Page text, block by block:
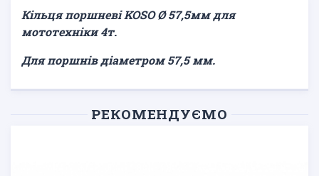
Кільця поршневі KOSO Ø 57,5мм для
мототехніки 4т.
Для поршнів діаметром 57,5 ​​мм.
РЕКОМЕНДУЄМО